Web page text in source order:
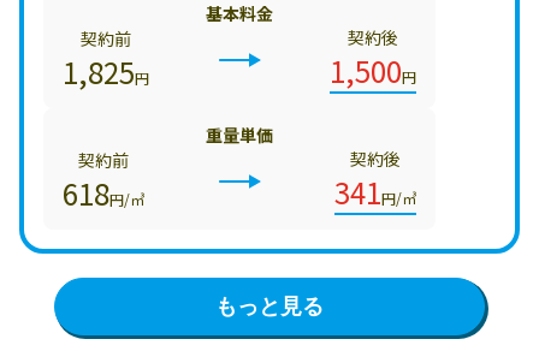
基本料金
契約前
1,825円
契約後
1,500円
重量単価
契約前
618円/㎥
契約後
341円/㎥
もっと見る